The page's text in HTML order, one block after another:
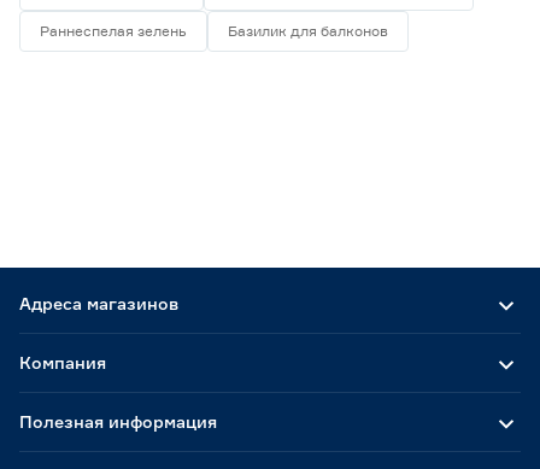
Раннеспелая зелень Базилик для балконов
Адреса магазинов
Компания
Полезная информация